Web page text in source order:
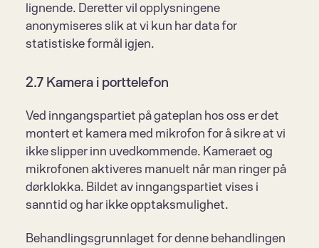
lignende. Deretter vil opplysningene
anonymiseres slik at vi kun har data for
statistiske formål igjen.
2.7 Kamera i porttelefon
Ved inngangspartiet på gateplan hos oss er det
montert et kamera med mikrofon for å sikre at vi
ikke slipper inn uvedkommende. Kameraet og
mikrofonen aktiveres manuelt når man ringer på
dørklokka. Bildet av inngangspartiet vises i
sanntid og har ikke opptaksmulighet.
Behandlingsgrunnlaget for denne behandlingen